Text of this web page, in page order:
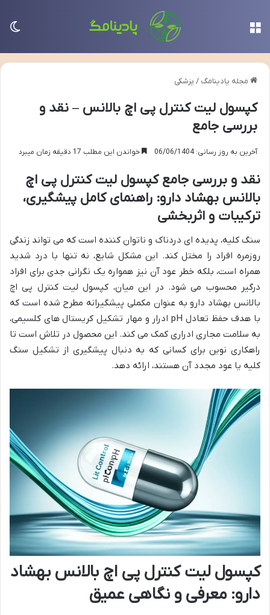
مجله پادینامگ / پزشکی
کپسول لیت کنترل پی اچ بالانس – نقد و
بررسی جامع
آخرین به روز رسانی: 06/06/1404 خواندن این مطلب 17 دقیقه زمان میبرد
نقد و بررسی جامع کپسول لیت کنترل پی اچ
بالانس بهشاد دارو: راهنمای کامل پیشگیری،
ترکیبات و اثربخشی
سنگ کلیه، پدیده ای دردناک و ناتوان کننده است که می تواند زندگی
روزمره افراد را مختل کند. این مشکل شایع، نه تنها با درد شدید
همراه است، بلکه خطر عود آن نیز همواره یک نگرانی جدی برای افراد
درگیر محسوب می شود. در این میان، کپسول لیت کنترل پی اچ
بالانس بهشاد دارو به عنوان مکملی پیشگیرانه مطرح شده است که
با هدف حفظ تعادل pH ادرار و مهار تشکیل کریستال های کلسیمی،
به سلامت مجاری ادراری کمک می کند. این محصول در تلاش است تا
راهکاری نوین برای کسانی که به دنبال پیشگیری از تشکیل سنگ
کلیه یا عود مجدد آن هستند، ارائه دهد.
کپسول لیت کنترل پی اچ بالانس بهشاد
دارو: معرفی و نگاهی عمیق